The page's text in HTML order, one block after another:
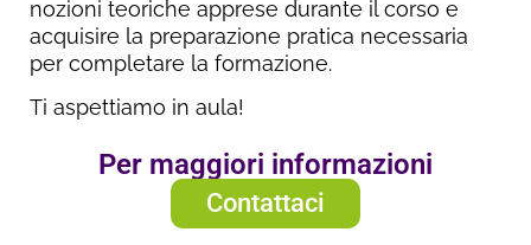
nozioni teoriche apprese durante il corso e
acquisire la preparazione pratica necessaria
per completare la formazione.
Ti aspettiamo in aula!
Per maggiori informazioni
Contattaci